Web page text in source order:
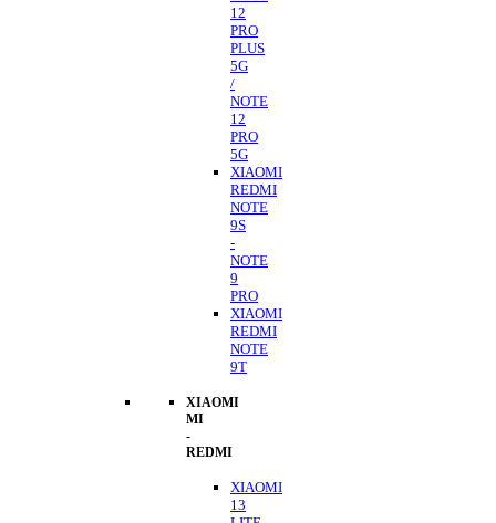
12
PRO
PLUS
5G
/
NOTE
12
PRO
5G
XIAOMI
REDMI
NOTE
9S
-
NOTE
9
PRO
XIAOMI
REDMI
NOTE
9T
XIAOMI
MI
-
REDMI
XIAOMI
13